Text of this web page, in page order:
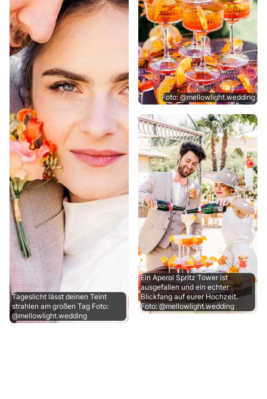
Tageslicht lässt deinen Teint
strahlen am großen Tag Foto:
@mellowlight.wedding
Foto: @mellowlight.wedding
Ein Aperol Spritz Tower ist
ausgefallen und ein echter
Blickfang auf eurer Hochzeit.
Foto: @mellowlight.wedding